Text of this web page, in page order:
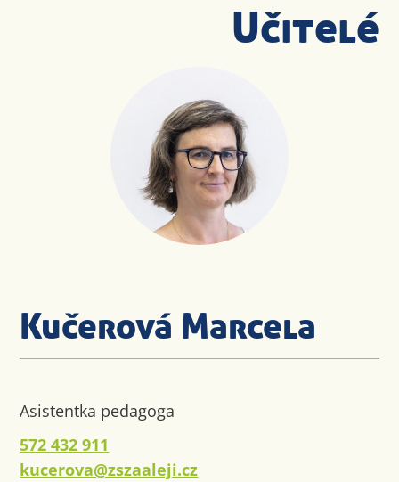
Učitelé
Kučerová Marcela
Asistentka pedagoga
572 432 911
kucerova@zszaaleji.cz